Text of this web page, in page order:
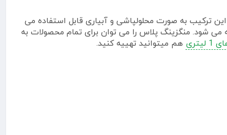
ترکیب به صورت محلولپاشی و آبیاری قابل استفاده می
و باران توصیه می شود. منگزینگ پلاس را می توان برای تمام محصولات به
هم میتوانید تهییه کنید.